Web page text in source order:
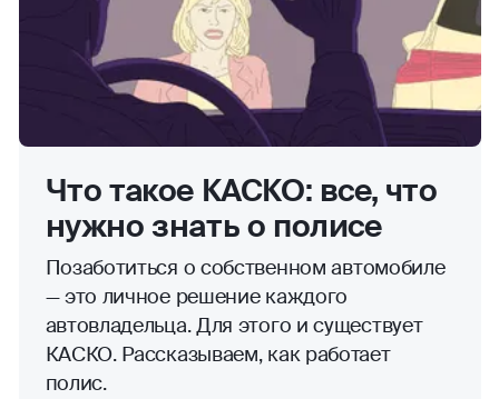
Что такое КАСКО: все, что
нужно знать о полисе
Позаботиться о собственном автомобиле
— это личное решение каждого
автовладельца. Для этого и существует
КАСКО. Рассказываем, как работает
полис.